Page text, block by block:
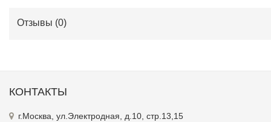
Отзывы (0)
КОНТАКТЫ
г.Москва, ул.Электродная, д.10, стр.13,15